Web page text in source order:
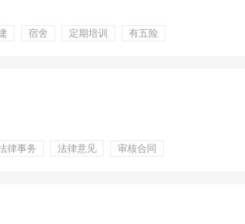
宿舍 定期培训
有五险
律事务 法律意见
审核合同